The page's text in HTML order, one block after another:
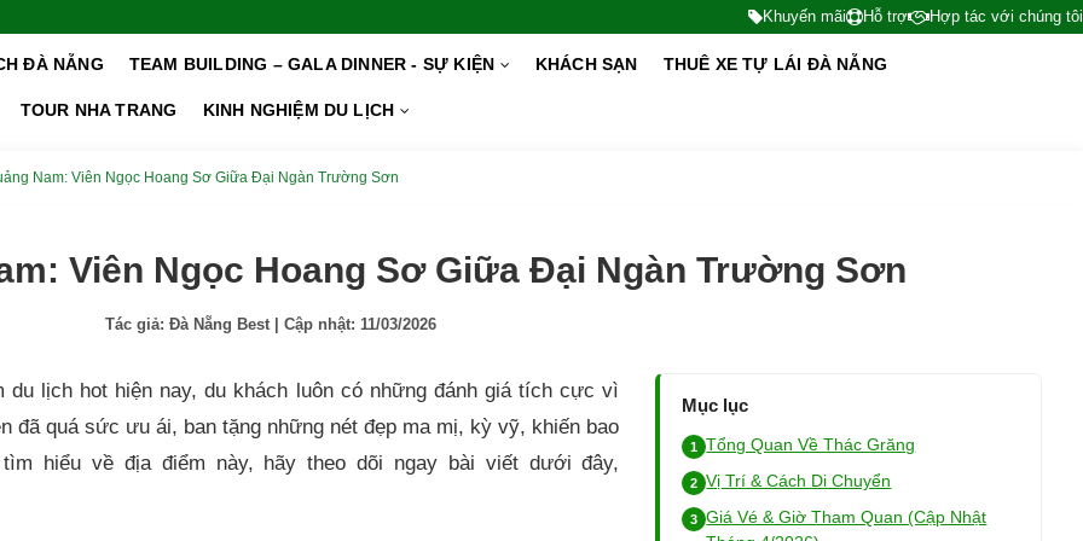
Khuyến mãi Hỗ trợ Hợp tác với chúng tôi
ĐÀ NẴNG TEAM BUILDING – GALA DINNER - SỰ KIỆN KHÁCH SẠN THUÊ XE TỰ LÁI ĐÀ NẴNG
TOUR NHA TRANG KINH NGHIỆM DU LỊCH
Nam: Viên Ngọc Hoang Sơ Giữa Đại Ngàn Trường Sơn
Viên Ngọc Hoang Sơ Giữa Đại Ngàn Trường Sơn
Tác giả: Đà Nẵng Best| Cập nhật: 11/03/2026
lịch hot hiện nay, du khách luôn có những đánh giá tích cực vì
đã quá sức ưu ái, ban tặng những nét đẹp ma mị, kỳ vỹ, khiến bao
hiểu về địa điểm này, hãy theo dõi ngay bài viết dưới đây,
Mục lục
Tổng Quan Về Thác Grăng
Vị Trí & Cách Di Chuyển
Giá Vé & Giờ Tham Quan (Cập Nhật